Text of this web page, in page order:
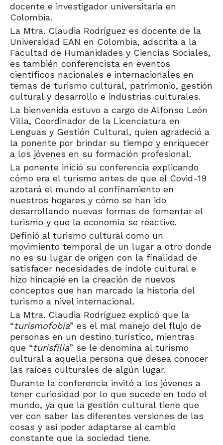
docente e investigador universitaria en
Colombia.
La Mtra. Claudia Rodríguez es docente de la
Universidad EAN en Colombia, adscrita a la
Facultad de Humanidades y Ciencias Sociales,
es también conferencista en eventos
científicos nacionales e internacionales en
temas de turismo cultural, patrimonio, gestión
cultural y desarrollo e industrias culturales.
La bienvenida estuvo a cargo de Alfonso León
Villa, Coordinador de la Licenciatura en
Lenguas y Gestión Cultural, quien agradeció a
la ponente por brindar su tiempo y enriquecer
a los jóvenes en su formación profesional.
La ponente inició su conferencia explicando
cómo era el turismo antes de que el Covid-19
azotará el mundo al confinamiento en
nuestros hogares y cómo se han ido
desarrollando nuevas formas de fomentar el
turismo y que la economía se reactive.
Definió al turismo cultural como un
movimiento temporal de un lugar a otro donde
no es su lugar de origen con la finalidad de
satisfacer necesidades de índole cultural e
hizo hincapié en la creación de nuevos
conceptos que han marcado la historia del
turismo a nivel internacional.
La Mtra. Claudia Rodríguez explicó que la
“turismofobia” es el mal manejo del flujo de
personas en un destino turístico, mientras
que “turisfilia” se le denomina al turismo
cultural a aquella persona que desea conocer
las raíces culturales de algún lugar.
Durante la conferencia invitó a los jóvenes a
tener curiosidad por lo que sucede en todo el
mundo, ya que la gestión cultural tiene que
ver con saber las diferentes versiones de las
cosas y así poder adaptarse al cambio
constante que la sociedad tiene.